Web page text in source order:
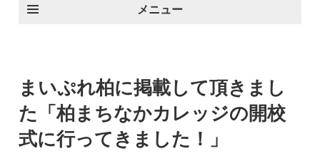
メニュー
まいぷれ柏に掲載して頂きまし
た「柏まちなかカレッジの開校
式に行ってきました！」